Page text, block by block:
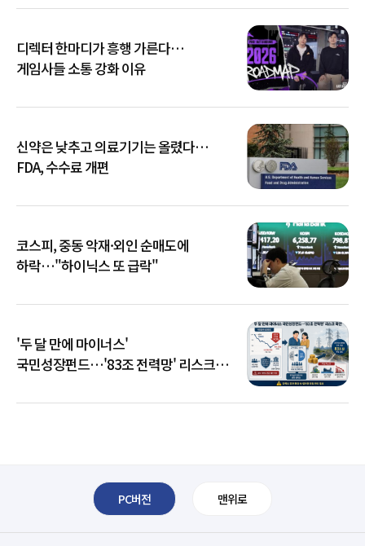
디렉터 한마디가 흥행 가른다…
게임사들 소통 강화 이유
신약은 낮추고 의료기기는 올렸다…
FDA, 수수료 개편
코스피, 중동 악재·외인 순매도에
하락…"하이닉스 또 급락"
'두 달 만에 마이너스'
국민성장펀드…'83조 전력망' 리스크
PC버전 맨위로